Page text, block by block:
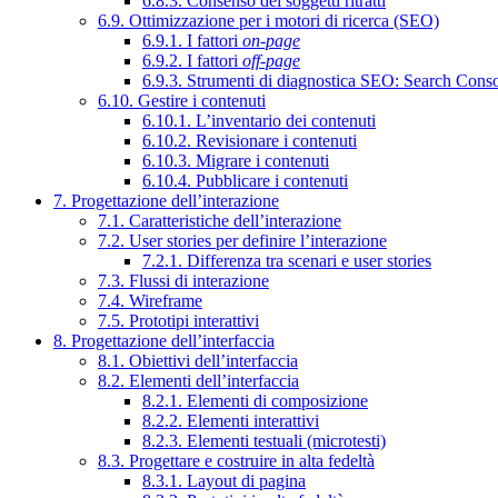
6.9. Ottimizzazione per i motori di ricerca (SEO)
6.9.1. I fattori on-page
6.9.2. I fattori off-page
6.9.3. Strumenti di diagnostica SEO: Search
6.10. Gestire i contenuti
6.10.1. L’inventario dei contenuti
6.10.2. Revisionare i contenuti
6.10.3. Migrare i contenuti
6.10.4. Pubblicare i contenuti
7. Progettazione dell’interazione
7.1. Caratteristiche dell’interazione
7.2. User stories per definire l’interazione
7.2.1. Differenza tra scenari e user stories
7.3. Flussi di interazione
7.4. Wireframe
7.5. Prototipi interattivi
8. Progettazione dell’interfaccia
8.1. Obiettivi dell’interfaccia
8.2. Elementi dell’interfaccia
8.2.1. Elementi di composizione
8.2.2. Elementi interattivi
8.2.3. Elementi testuali (microtesti)
8.3. Progettare e costruire in alta fedeltà
8.3.1. Layout di pagina